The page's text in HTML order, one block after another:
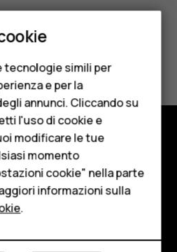
anziani
tecnologie simili per
e per la
annunci. Cliccando su
l'uso di cookie e
modificare le tue
momento
cookie" nella parte
informazioni sulla
.